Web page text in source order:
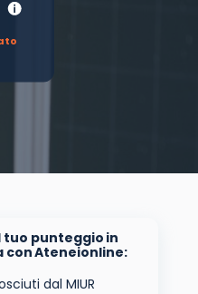
tuo punteggio in
Ateneionline:
dal MIUR